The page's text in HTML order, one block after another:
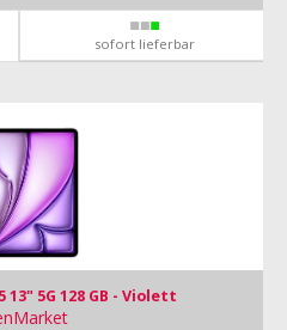
sofort lieferbar
13" 5G 128 GB - Violett